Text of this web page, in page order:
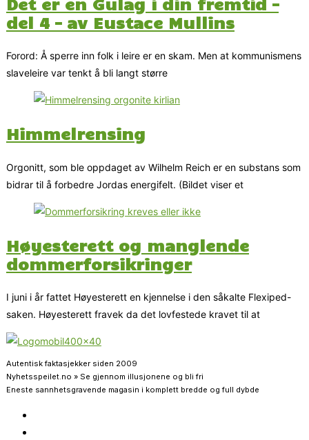
del 4 – av Eustace Mullins
Forord: Å sperre inn folk i leire er en skam. Men at kommunismens
slaveleire var tenkt å bli langt større
Himmelrensing
Orgonitt, som ble oppdaget av Wilhelm Reich er en substans som
bidrar til å forbedre Jordas energifelt. (Bildet viser et
Høyesterett og manglende
dommerforsikringer
I juni i år fattet Høyesterett en kjennelse i den såkalte Flexiped-
saken. Høyesterett fravek da det lovfestede kravet til at
Autentisk faktasjekker siden 2009
Nyhetsspeilet.no » Se gjennom illusjonene og bli fri
Eneste sannhetsgravende magasin i komplett bredde og full dybde